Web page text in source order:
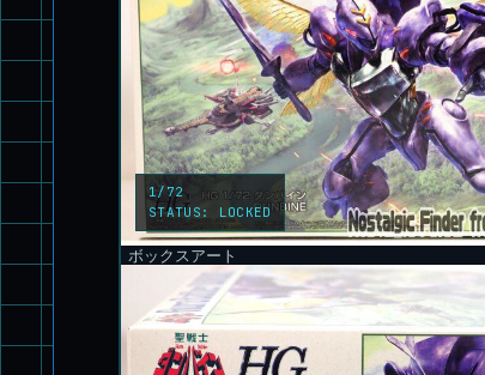
1/72
STATUS: LOCKED
ボックスアート